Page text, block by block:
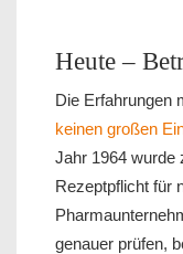
Heute –
Die Erfahrungen
keinen großen
Jahr 1964 wurde
Rezeptpflicht für
genauer prüfen,